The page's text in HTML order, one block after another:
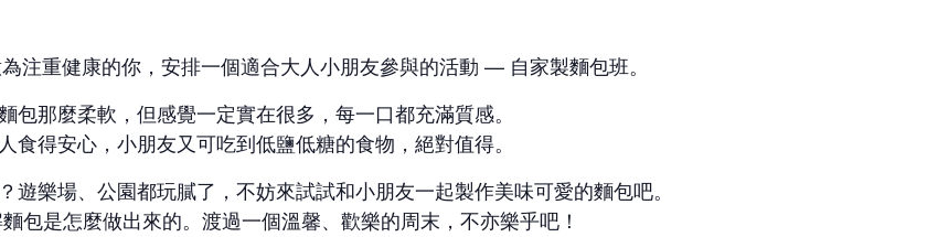
注重健康的你，安排一個適合大人小朋友參與的活動 — 自家製麵包班。
那麼柔軟，但感覺一定實在很多，每一口都充滿質感。
得安心，小朋友又可吃到低鹽低糖的食物，絕對值得。
樂場、公園都玩膩了，不妨來試試和小朋友一起製作美味可愛的麵包吧。
包是怎麼做出來的。渡過一個溫馨、歡樂的周末，不亦樂乎吧！